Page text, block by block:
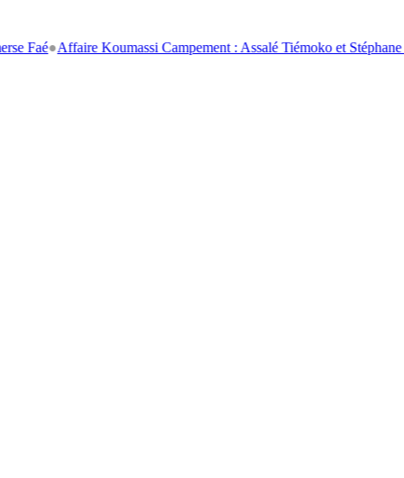
Koumassi Campement : Assalé Tiémoko et Stéphane Bahi